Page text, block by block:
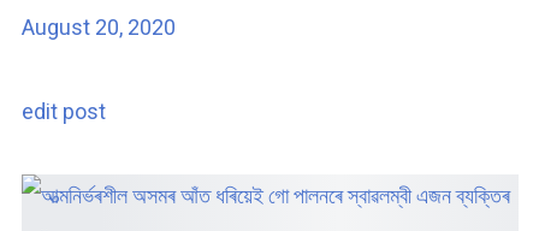
August 20, 2020
edit post